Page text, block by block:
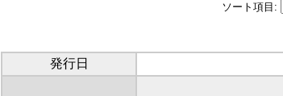
ソート項目:
発行日